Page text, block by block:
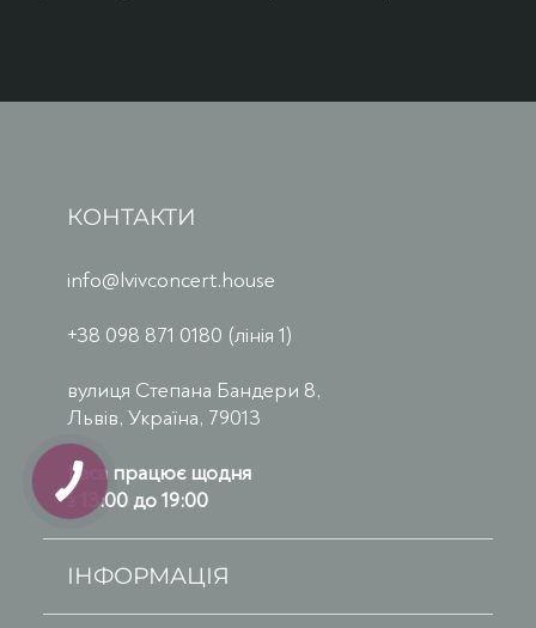
КОНТАКТИ
info@lvivconcert.house
+38 098 871 0180 (лінія 1)
вулиця Степана Бандери 8,
Львів, Україна, 79013
Каса працює щодня
з 13:00 до 19:00
ІНФОРМАЦІЯ